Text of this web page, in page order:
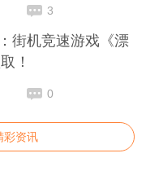
3
街机竞速游戏《漂
！
0
彩资讯